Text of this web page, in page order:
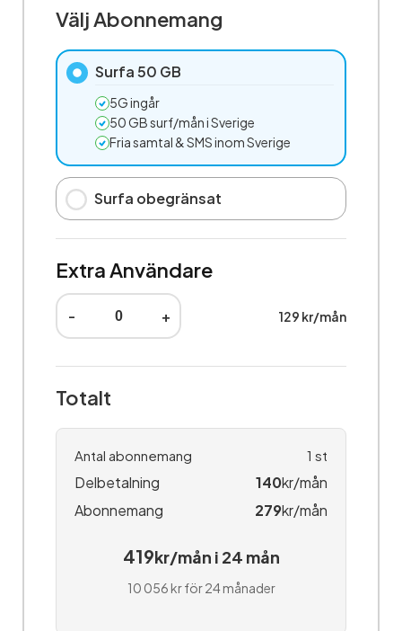
Välj Abonnemang
Surfa 50 GB
5G ingår
50 GB surf/mån i Sverige
Fria samtal & SMS inom Sverige
Surfa obegränsat
Extra Användare
- + 129 kr/mån
Totalt
Antal abonnemang 1 st
Delbetalning 140kr/mån
Abonnemang
279kr/mån
419kr/mån i 24 mån
10 056 kr för 24 månader